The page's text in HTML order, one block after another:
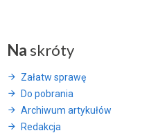
Na skróty
Załatw sprawę
Do pobrania
Archiwum artykułów
Redakcja